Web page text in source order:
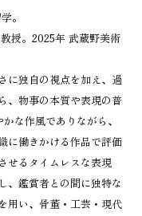
。
授。2025年 武蔵野美術
に独自の視点を加え、過
、物事の本質や表現の普
な作風でありながら、
に働きかける作品で評価
せるタイムレスな表現
、鑑賞者との間に独特な
用い、骨董・工芸・現代